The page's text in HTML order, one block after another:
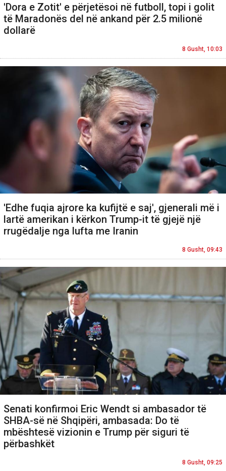
'Dora e Zotit' e përjetësoi në futboll, topi i golit
të Maradonës del në ankand për 2.5 milionë
dollarë
8 Gusht, 10:03
'Edhe fuqia ajrore ka kufijtë e saj', gjenerali më i
lartë amerikan i kërkon Trump-it të gjejë një
rrugëdalje nga lufta me Iranin
8 Gusht, 09:43
Senati konfirmoi Eric Wendt si ambasador të
SHBA-së në Shqipëri, ambasada: Do të
mbështesë vizionin e Trump për siguri të
përbashkët
8 Gusht, 09:25